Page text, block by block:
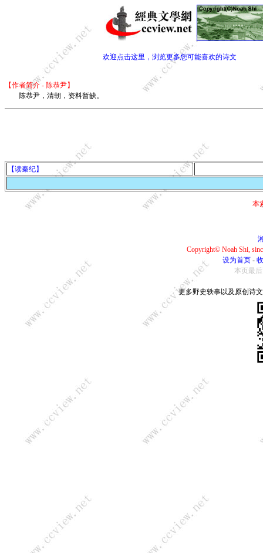
欢迎点击这里，浏览更多您可能喜欢的诗文
【作者简介 - 陈恭尹】
陈恭尹，清朝，资料暂缺。
【读秦纪】
本
Copyright© Noah Shi,
设为首页 -
本页最后
更多野史轶事以及原创诗